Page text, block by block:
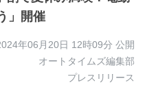
」開催
年06月20日 12時09分 公開
オートタイムズ編集部
プレスリリース